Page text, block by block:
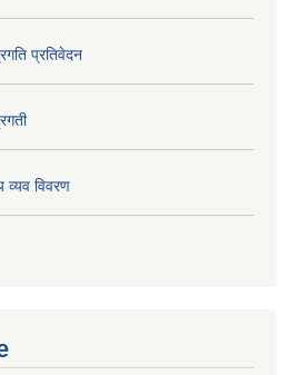
प्रतिवेदन
विवरण